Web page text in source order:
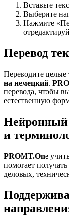
Вставьте
Выберите
Нажмите
Перевод
Переводите целые
на немецкий.
перевода, чтобы
естественную
Нейронный
и
PROMT.One
помогает
деловых,